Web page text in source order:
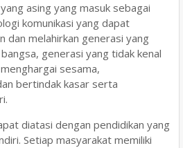
asing yang masuk sebagai
komunikasi yang dapat
dan melahirkan generasi yang
generasi yang tidak kenal
sesama,
bertindak kasar serta
diatasi dengan pendidikan yang
Setiap masyarakat memiliki